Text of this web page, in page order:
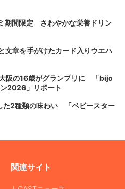
期間限定 さわやかな栄養ドリン
文章を手がけたカード入りウエハ
阪の16歳がグランプリに 「bijo
2026」リポート
た2種類の味わい 「ベビースター
関連サイト